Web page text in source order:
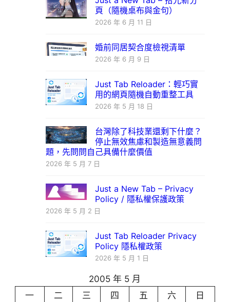
頁（隨機桌布與金句）
2026 年 6 月 11 日
婚前同居契合度檢視清單
2026 年 6 月 9 日
Just Tab Reloader：輕巧實
用的網頁隨機自動重整工具
2026 年 5 月 18 日
台灣除了科技業還剩下什麼？
停止無效焦慮和製造無意義問
題，先問問自己具備什麼價值
2026 年 5 月 7 日
Just a New Tab – Privacy
Policy / 隱私權保護政策
2026 年 5 月 2 日
Just Tab Reloader Privacy
Policy 隱私權政策
2026 年 5 月 1 日
2005 年 5 月
一
二 三 四 五 六
日